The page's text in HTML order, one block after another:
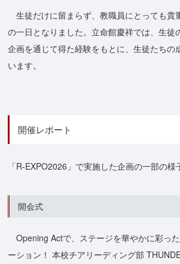
生徒だけに留まらず、教職員にとっても貴
の一日となりました。立命館慶祥では、生徒
企画を通じて得た経験をもとに、生徒たちの
います。
開催レポート
「R-EXPO2026」で実施した企画の一部の様
開会式
Opening Actで、ステージを華やかに彩っ
ーション！ 本校チアリーディング部